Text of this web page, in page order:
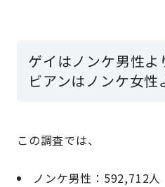
ゲイはノンケ男性よ
ビアンはノンケ女
この調査では、
ノンケ男性：592,712人